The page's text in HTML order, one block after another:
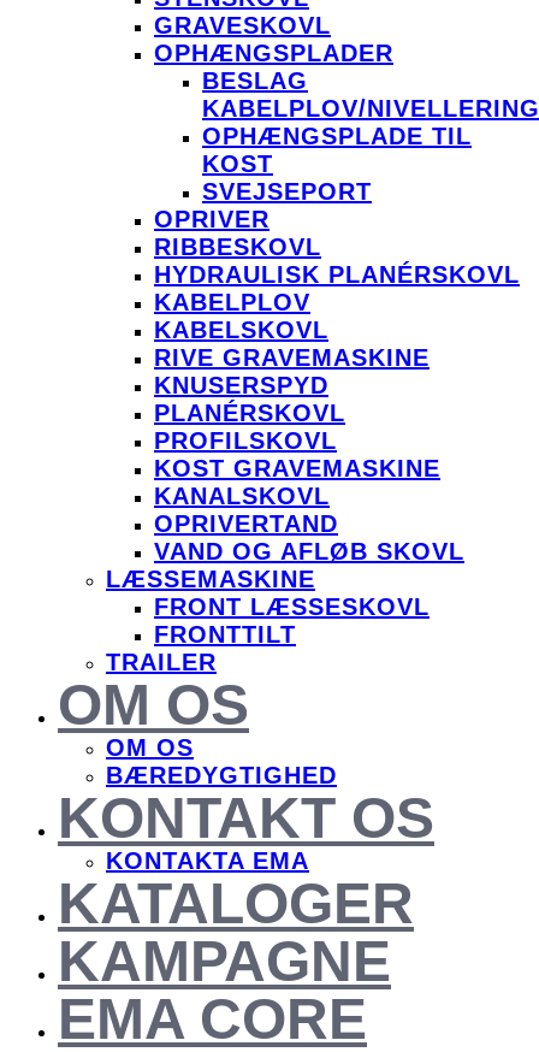
GRAVESKOVL
OPHÆNGSPLADER
BESLAG
KABELPLOV/
OPHÆNGSPLADE TIL
KOST
SVEJSEPORT
OPRIVER
RIBBESKOVL
HYDRAULISK PLANÉRSKOVL
KABELPLOV
KABELSKOVL
RIVE GRAVEMASKINE
KNUSERSPYD
PLANÉRSKOVL
PROFILSKOVL
KOST GRAVEMASKINE
KANALSKOVL
OPRIVERTAND
VAND OG AFLØB SKOVL
LÆSSEMASKINE
FRONT LÆSSESKOVL
FRONTTILT
TRAILER
OM OS
OM OS
BÆREDYGTIGHED
KONTAKT OS
KONTAKTA EMA
KATALOGER
KAMPAGNE
EMA CORE